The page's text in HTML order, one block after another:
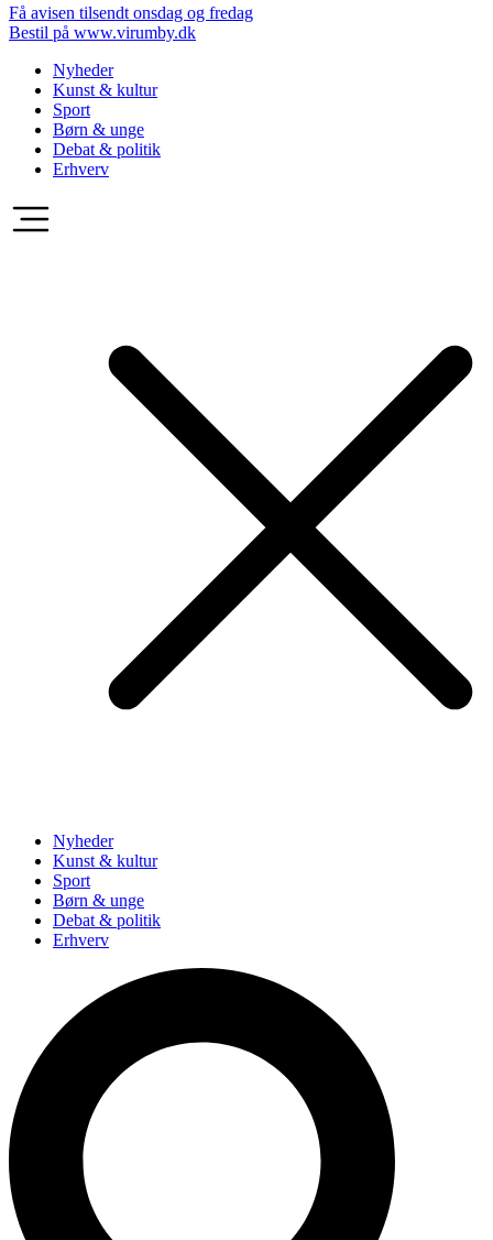
Få avisen tilsendt onsdag og fredag
Bestil på www.virumby.dk
Nyheder
Kunst & kultur
Sport
Børn & unge
Debat & politik
Erhverv
Nyheder
Kunst & kultur
Sport
Børn & unge
Debat & politik
Erhverv